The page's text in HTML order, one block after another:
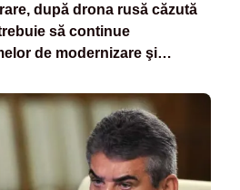
după drona rusă căzută
să continue
de modernizare şi